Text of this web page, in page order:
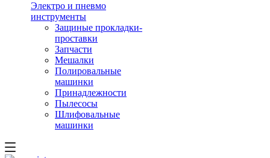
Электро и пневмо
инструменты
Защиные прокладки-
проставки
Запчасти
Мешалки
Полировальные
машинки
Принадлежности
Пылесосы
Шлифовальные
машинки